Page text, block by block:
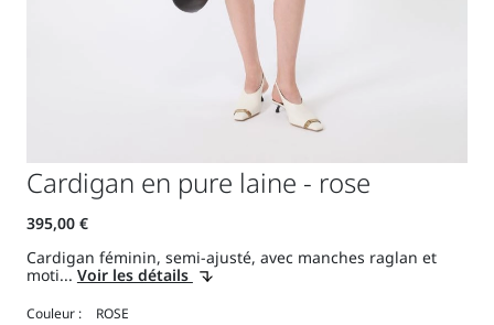
Cardigan en pure laine - rose
Cardigan féminin, semi-ajusté, avec manches raglan et
moti... Voir les détails
Couleur :